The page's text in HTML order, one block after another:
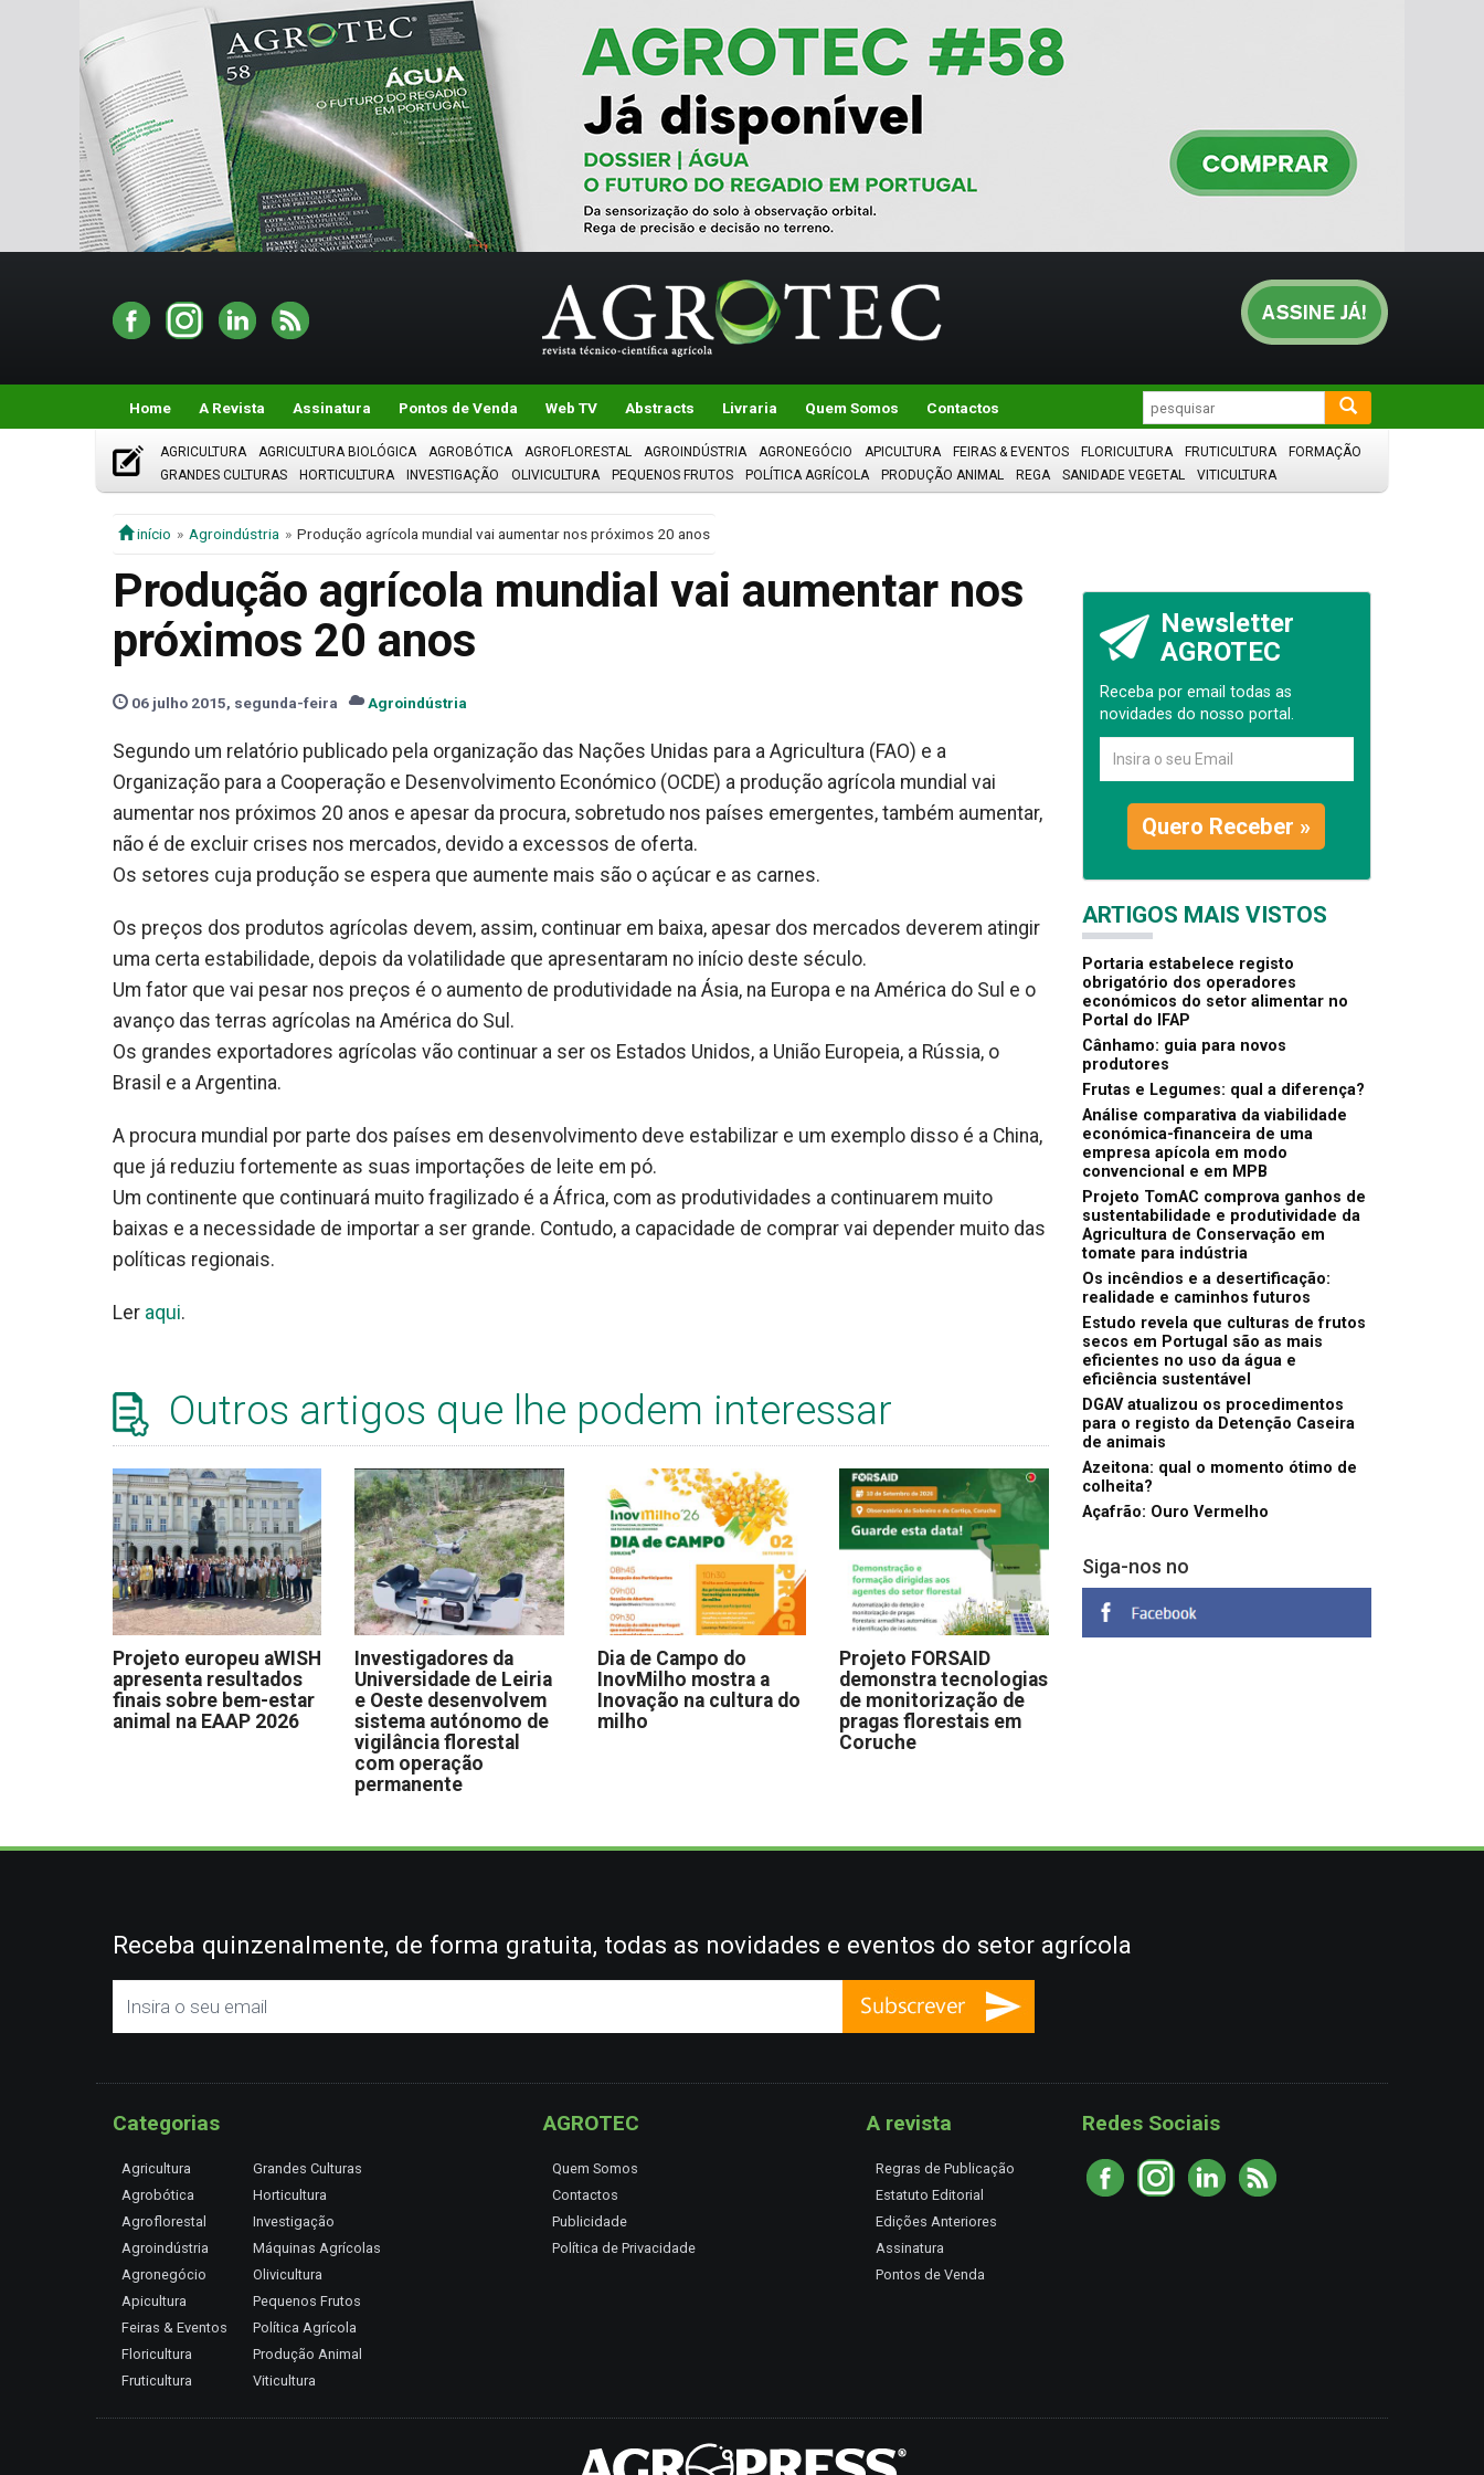
Home A Revista Assinatura Pontos de Venda Web TV Abstracts Livraria Quem Somos Contactos
AGRICULTURA AGRICULTURA BIOLÓGICA AGROBÓTICA AGROFLORESTAL AGROINDÚSTRIA AGRONEGÓCIO APICULTURA FEIRAS & EVENTOS FLORICULTURA FRUTICULTURA
FORMAÇÃO
GRANDES CULTURAS
HORTICULTURA INVESTIGAÇÃO OLIVICULTURA PEQUENOS FRUTOS POLÍTICA AGRÍCOLA PRODUÇÃO ANIMAL REGA SANIDADE VEGETAL VITICULTURA
início Agroindústria Produção agrícola mundial vai aumentar nos próximos 20 anos
Produção agrícola mundial vai aumentar nos
próximos 20 anos
06 julho 2015, segunda-feira Agroindústria
Segundo um relatório publicado pela organização das Nações Unidas para a Agricultura (FAO) e a
Organização para a Cooperação e Desenvolvimento Económico (OCDE) a produção agrícola mundial vai
aumentar nos próximos 20 anos e apesar da procura, sobretudo nos países emergentes, também aumentar,
não é de excluir crises nos mercados, devido a excessos de oferta.
Os setores cuja produção se espera que aumente mais são o açúcar e as carnes.
Os preços dos produtos agrícolas devem, assim, continuar em baixa, apesar dos mercados deverem atingir
uma certa estabilidade, depois da volatilidade que apresentaram no início deste século.
Um fator que vai pesar nos preços é o aumento de produtividade na Ásia, na Europa e na América do Sul e o
avanço das terras agrícolas na América do Sul.
Os grandes exportadores agrícolas vão continuar a ser os Estados Unidos, a União Europeia, a Rússia, o
Brasil e a Argentina.
A procura mundial por parte dos países em desenvolvimento deve estabilizar e um exemplo disso é a China,
que já reduziu fortemente as suas importações de leite em pó.
Um continente que continuará muito fragilizado é a África, com as produtividades a continuarem muito
baixas e a necessidade de importar a ser grande. Contudo, a capacidade de comprar vai depender muito das
políticas regionais.
Ler aqui.
Outros artigos que lhe podem interessar
Projeto europeu aWISH
apresenta resultados
finais sobre bem-estar
animal na EAAP 2026
Investigadores da
Universidade de Leiria
e Oeste desenvolvem
sistema autónomo de
vigilância florestal
com operação
permanente
Dia de Campo do
InovMilho mostra a
Inovação na cultura do
milho
Projeto FORSAID
demonstra tecnologias
de monitorização de
pragas florestais em
Coruche
Newsletter
AGROTEC
Receba por email todas as
novidades do nosso portal.
Quero Receber »
ARTIGOS MAIS VISTOS
Portaria estabelece registo
obrigatório dos operadores
económicos do setor alimentar no
Portal do IFAP
Cânhamo: guia para novos
produtores
Frutas e Legumes: qual a diferença?
Análise comparativa da viabilidade
económica-financeira de uma
empresa apícola em modo
convencional e em MPB
Projeto TomAC comprova ganhos de
sustentabilidade e produtividade da
Agricultura de Conservação em
tomate para indústria
Os incêndios e a desertificação:
realidade e caminhos futuros
Estudo revela que culturas de frutos
secos em Portugal são as mais
eficientes no uso da água e
eficiência sustentável
DGAV atualizou os procedimentos
para o registo da Detenção Caseira
de animais
Azeitona: qual o momento ótimo de
colheita?
Açafrão: Ouro Vermelho
Siga-nos no
Receba quinzenalmente, de forma gratuita, todas as novidades e eventos do setor agrícola
Categorias
Agricultura
Agrobótica
Agroflorestal
Agroindústria
Agronegócio
Apicultura
Feiras & Eventos
Floricultura
Fruticultura
Grandes Culturas
Horticultura
Investigação
Máquinas Agrícolas
Olivicultura
Pequenos Frutos
Política Agrícola
Produção Animal
Viticultura
AGROTEC
Quem Somos
Contactos
Publicidade
Política de Privacidade
A revista
Regras de Publicação
Estatuto Editorial
Edições Anteriores
Assinatura
Pontos de Venda
Redes Sociais